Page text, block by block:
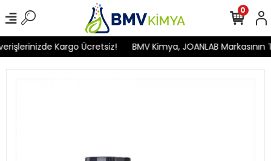
Kargo Ücretsiz! BMV Kimya, JOANLAB
0